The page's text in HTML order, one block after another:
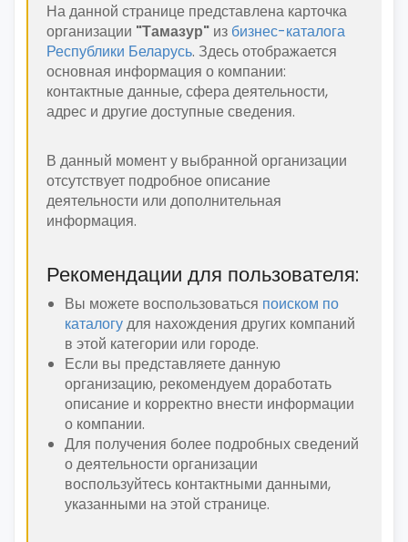
На данной странице представлена карточка
организации "Тамазур" из бизнес-каталога
Республики Беларусь. Здесь отображается
основная информация о компании:
контактные данные, сфера деятельности,
адрес и другие доступные сведения.
В данный момент у выбранной организации
отсутствует подробное описание
деятельности или дополнительная
информация.
Рекомендации для пользователя:
Вы можете воспользоваться поиском по
каталогудля нахождения других компаний
в этой категории или городе.
Если вы представляете данную
организацию, рекомендуем доработать
описание и корректно внести информации
о компании.
Для получения более подробных сведений
о деятельности организации
воспользуйтесь контактными данными,
указанными на этой странице.